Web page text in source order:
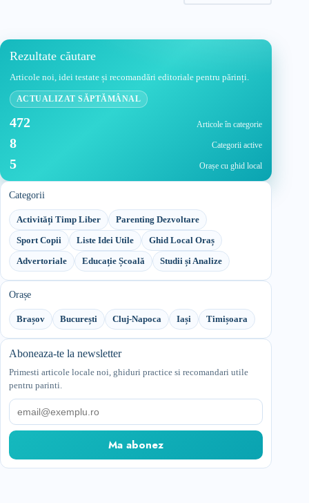
Rezultate căutare
Articole noi, idei testate și recomandări editoriale pentru părinți.
ACTUALIZAT SĂPTĂMÂNAL
472 Articole în categorie
8 Categorii active
5 Orașe cu ghid local
Categorii
Activități Timp Liber
Parenting Dezvoltare
Sport Copii
Liste Idei Utile
Ghid Local Oraș
Advertoriale
Educație Școală Studii și Analize
Orașe
Brașov București Cluj-Napoca Iași Timișoara
Aboneaza-te la newsletter
Primesti articole locale noi, ghiduri practice si recomandari utile
pentru parinti.
Email
Ma abonez